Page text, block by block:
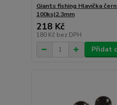
Giants fishing Hlavička
100ks|2.3mm
218 Kč
180 Kč bez DPH
Přidat